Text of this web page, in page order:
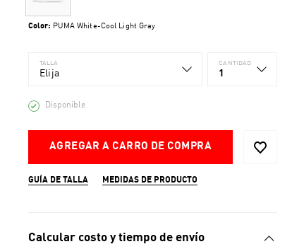
Color: PUMA White-Cool Light Gray
TALLA
Elija
CANTIDAD
1
Disponible
AGREGAR A CARRO DE COMPRA
GUÍA DE TALLA MEDIDAS DE PRODUCTO
Calcular costo y tiempo de envío